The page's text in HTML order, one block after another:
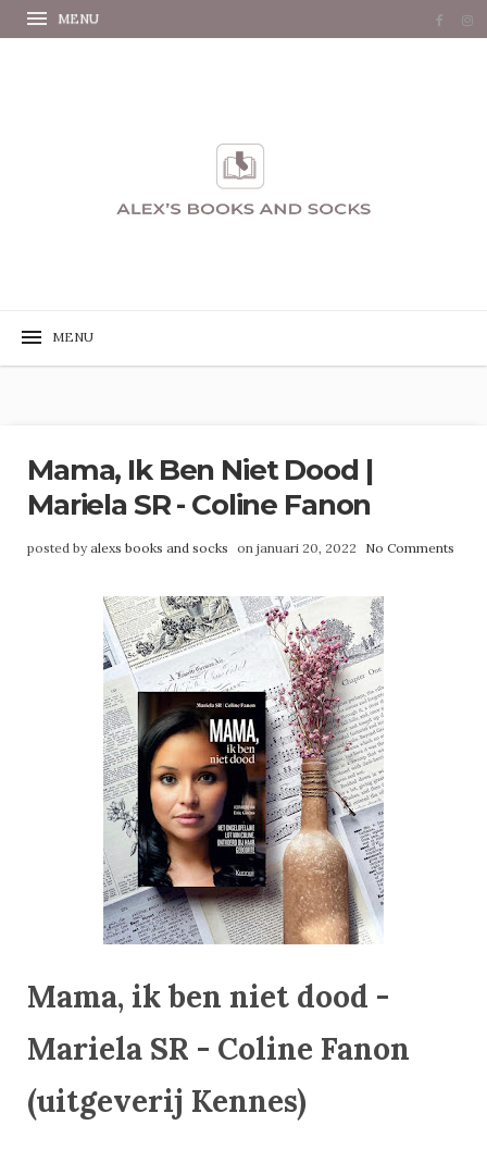
Mama, Ik Ben Niet Dood |
Mariela SR - Coline Fanon
posted byalexs books and socks on januari 20, 2022 No Comments
Mama, ik ben niet dood -
Mariela SR - Coline Fanon
(uitgeverij Kennes)